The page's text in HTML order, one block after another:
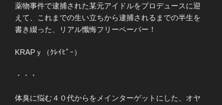
薬物事件で逮捕された某元アイドルをプロデュースに迎
えて、これまでの生い立ちから逮捕されるまでの半生を
書き綴った、リアル懺悔フリーペーパー！
KRAPｙ（ｸﾚｲﾋﾟｰ）
・・・
体臭に悩む４０代からをメインターゲットにした、オヤ